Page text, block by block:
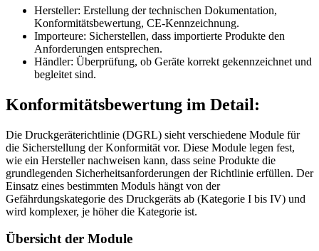
Hersteller: Erstellung der technischen Dokumentation,
Konformitätsbewertung, CE-Kennzeichnung.
Importeure: Sicherstellen, dass importierte Produkte den
Anforderungen entsprechen.
Händler: Überprüfung, ob Geräte korrekt gekennzeichnet und
begleitet sind.
Konformitätsbewertung im Detail:
Die Druckgeräterichtlinie (DGRL) sieht verschiedene Module für
die Sicherstellung der Konformität vor. Diese Module legen fest,
wie ein Hersteller nachweisen kann, dass seine Produkte die
grundlegenden Sicherheitsanforderungen der Richtlinie erfüllen. Der
Einsatz eines bestimmten Moduls hängt von der
Gefährdungskategorie des Druckgeräts ab (Kategorie I bis IV) und
wird komplexer, je höher die Kategorie ist.
Übersicht der Module